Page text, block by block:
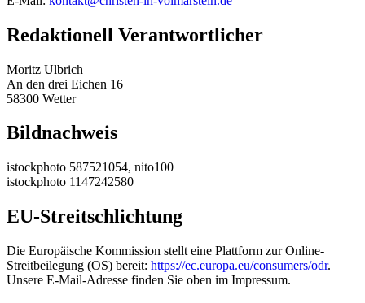
Redaktionell Verantwortlicher
Moritz Ulbrich
An den drei Eichen 16
58300 Wetter
Bildnachweis
istockphoto 587521054, nito100
istockphoto 1147242580
EU-Streitschlichtung
Die Europäische Kommission stellt eine Plattform zur Online-
Streitbeilegung (OS) bereit: https://ec.europa.eu/consumers/odr.
Unsere E-Mail-Adresse finden Sie oben im Impressum.